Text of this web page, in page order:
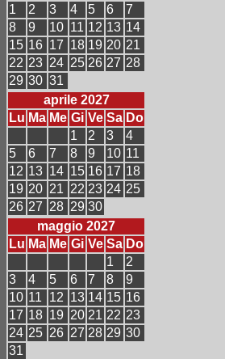
1
2 3 4 5 6
7
8
9 10 11 12 13 14
15 16 17 18 19 20 21
22 23 24 25 26 27 28
29 30 31
aprile 2027
Lu Ma Me Gi Ve Sa Do
1
2 3
4
5
6 7 8 9 10 11
12 13 14 15 16 17 18
19 20 21 22 23 24 25
26 27 28 29 30
maggio 2027
Lu Ma Me Gi Ve Sa Do
1
2
3
4 5 6 7 8
9
10 11 12 13 14 15 16
17 18 19 20 21 22 23
24 25 26 27 28 29 30
31